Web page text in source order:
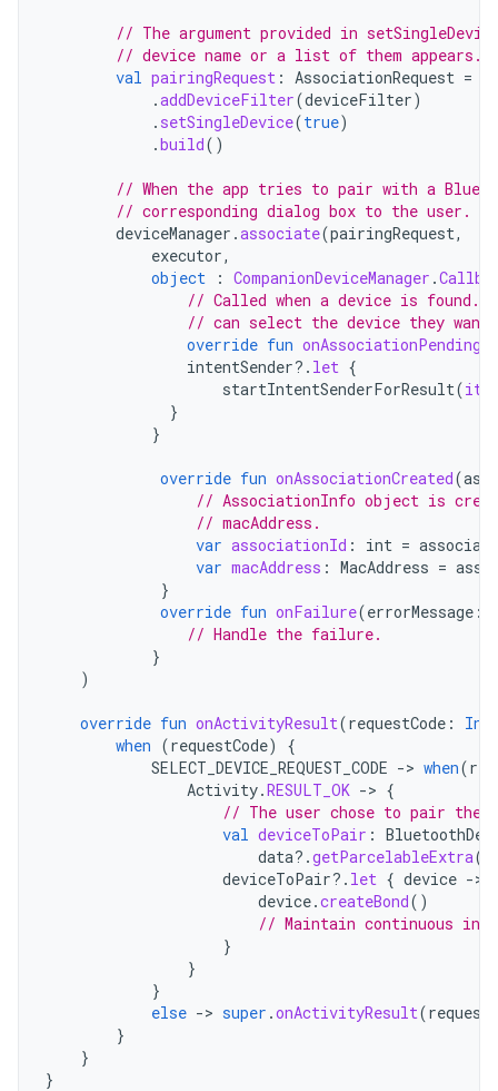
// The argument provided in
// device name or a list of them appears.
val pairingRequest : AssociationRequest =
.addDeviceFilter(deviceFilter)
. setSingleDevice(true)
.build()
// When the app tries to pair with a
// corresponding dialog box to the user.
deviceManager .associate(pairingRequest,
executor,
object
: CompanionDeviceManager .
// Called when a device is found.
// can select the device they
override fun onAssociationPending
intentSender?. let {
startIntentSenderForResult(it
}
}
override fun onAssociationCreated(
// AssociationInfo object is
// macAddress.
var associationId : int =
var macAddress : MacAddress =
}
override fun onFailure(errorMessage :
// Handle the failure.
}
)
override fun onActivityResult(requestCode : Int
when (requestCode)
{
SELECT_DEVICE_REQUEST_CODE -> when(
Activity.RESULT_OK -> {
// The user chose to pair the
val deviceToPair :
data?.getParcelableExtra(
deviceToPair?. let { device -
device.createBond()
// Maintain continuous
}
}
}
else -> super .onActivityResult(
}
}
}